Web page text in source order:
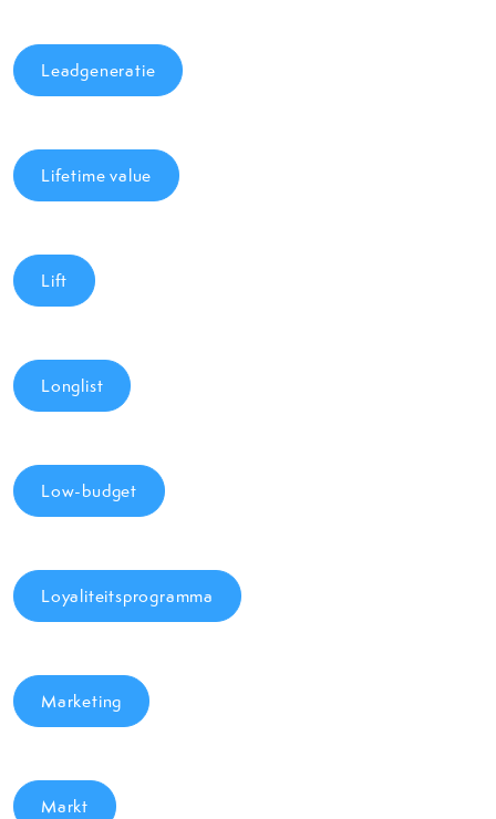
Leadgeneratie
Lifetime value
Lift
Longlist
Low-budget
Loyaliteitsprogramma
Marketing
Markt